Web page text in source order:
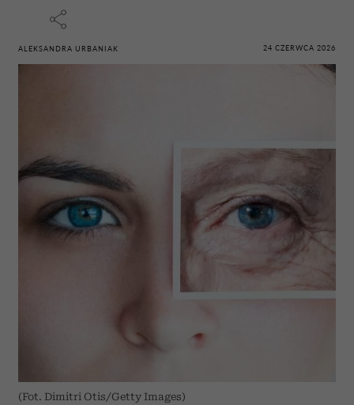
ALEKSANDRA URBANIAK 24 CZERWCA 2026
(Fot. Dimitri Otis/Getty Images)